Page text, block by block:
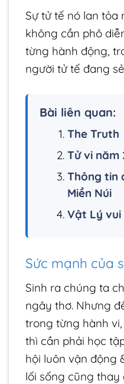
Sự tử tế nó lan tỏa
không cần phô
từng hành động,
người tử tế đang
Bài liên quan:
The Truth
Tử vi năm
Thông tin
Miền Núi
Vật Lý vui
Sức mạnh của
Sinh ra chúng ta
ngây thơ. Nhưng
trong từng hành
thì cần phải học
hội luôn vận động
lối sống cũng thay